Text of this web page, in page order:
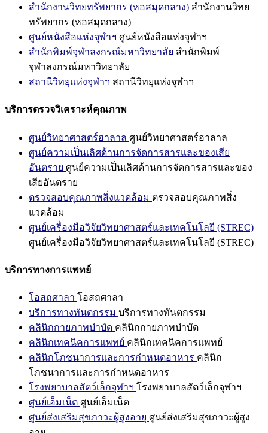
สำนักงานวิทยทรัพยากร (หอสมุดกลาง) สำนักงานวิทย
ทรัพยากร (หอสมุดกลาง)
ศูนย์หนังสือแห่งจุฬาฯ ศูนย์หนังสือแห่งจุฬาฯ
สำนักพิมพ์จุฬาลงกรณ์มหาวิทยาลัย สำนักพิมพ์
จุฬาลงกรณ์มหาวิทยาลัย
สถานีวิทยุแห่งจุฬาฯ สถานีวิทยุแห่งจุฬาฯ
บริการตรวจวิเคราะห์คุณภาพ
ศูนย์วิทยาศาสตร์ฮาลาล ศูนย์วิทยาศาสตร์ฮาลาล
ศูนย์ความเป็นเลิศด้านการจัดการสารและของเสีย
อันตราย ศูนย์ความเป็นเลิศด้านการจัดการสารและของ
เสียอันตราย
ตรวจสอบคุณภาพสิ่งแวดล้อม ตรวจสอบคุณภาพสิ่ง
แวดล้อม
ศูนย์เครื่องมือวิจัยวิทยาศาสตร์และเทคโนโลยี (STREC)
ศูนย์เครื่องมือวิจัยวิทยาศาสตร์และเทคโนโลยี (STREC)
บริการทางการแพทย์
โอสถศาลา โอสถศาลา
บริการทางทันตกรรม บริการทางทันตกรรม
คลินิกกายภาพบำบัด คลินิกกายภาพบำบัด
คลินิกเทคนิคการแพทย์ คลินิกเทคนิคการแพทย์
คลินิกโภชนาการและการกำหนดอาหาร คลินิก
โภชนาการและการกำหนดอาหาร
โรงพยาบาลสัตว์เล็กจุฬาฯ โรงพยาบาลสัตว์เล็กจุฬาฯ
ศูนย์เอ็มเน็ต ศูนย์เอ็มเน็ต
ศูนย์ส่งเสริมสุขภาวะผู้สูงอายุ ศูนย์ส่งเสริมสุขภาวะผู้สูง